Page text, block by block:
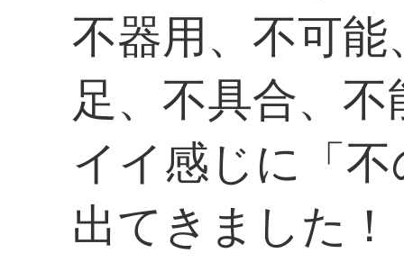
不器用、不可
足、不具合、
イイ感じに「
出てきました！